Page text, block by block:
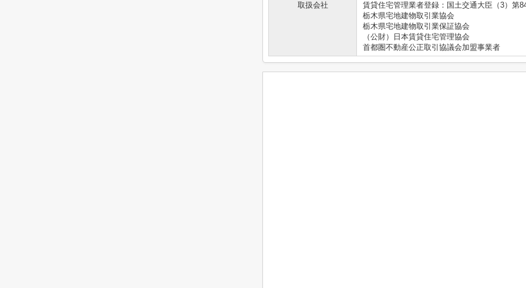
取扱会社
賃貸住宅管理業者登録：国土交通大臣（3）第
栃木県宅地建物取引業協会
栃木県宅地建物取引業保証協会
（公財）日本賃貸住宅管理協会
首都圏不動産公正取引協議会加盟事業者